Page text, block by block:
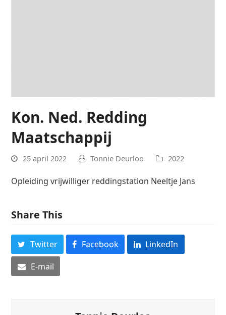
Kon. Ned. Redding
Maatschappij
25 april 2022 Tonnie Deurloo 2022
Opleiding vrijwilliger reddingstation Neeltje Jans
Share This
Twitter Facebook
LinkedIn
E-mail